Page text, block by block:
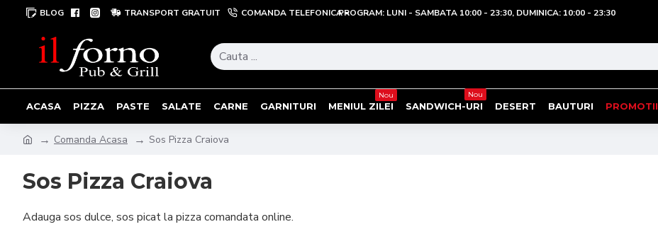
BLOG TRANSPORT GRATUIT COMANDA TELEFONICAPROGRAM: LUNI - SAMBATA 10:00 - 23:30, DUMINICA: 10:00 - 23:30
ACASA PIZZA PASTE SALATE CARNE GARNITURI MENIUL ZILEI
Nou
SANDWICH-URI
Nou
DESERT BAUTURI PROMOTII
Comanda Acasa Sos Pizza Craiova
Sos Pizza Craiova
Adauga sos dulce, sos picat la pizza comandata online.